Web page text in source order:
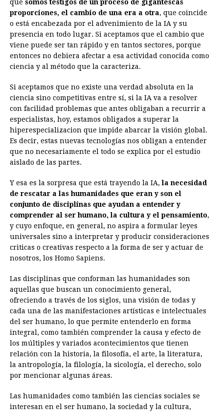
que somos testigos de un proceso de gigantescas
proporciones, el cambio de una era a otra, que coincide
o está encabezada por el advenimiento de la IA y su
presencia en todo lugar. Si aceptamos que el cambio que
viene puede ser tan rápido y en tantos sectores, porque
entonces no debiera afectar a esa actividad conocida como
ciencia y al método que la caracteriza.
Si aceptamos que no existe una verdad absoluta en la
ciencia sino competitivas entre sí, si la IA va a resolver
con facilidad problemas que antes obligaban a recurrir a
especialistas, hoy, estamos obligados a superar la
hiperespecializacion que impide abarcar la visión global.
Es decir, estas nuevas tecnologías nos obligan a entender
que no necesariamente el todo se explica por el estudio
aislado de las partes.
Y esa es la sorpresa que está trayendo la IA,la necesidad
de rescatar a las humanidades que eran y son el
conjunto de disciplinas que ayudan a entender y
comprender al ser humano, la cultura y el pensamiento,
y cuyo enfoque, en general, no aspira a formular leyes
universales sino a interpretar y producir consideraciones
criticas o creativas respecto a la forma de ser y actuar de
nosotros, los Homo Sapiens.
Las disciplinas que conforman las humanidades son
aquellas que buscan un conocimiento general,
ofreciendo a través de los siglos, una visión de todas y
cada una de las manifestaciones artísticas e intelectuales
del ser humano, lo que permite entenderlo en forma
integral, como también comprender la causa y efecto de
los múltiples y variados acontecimientos que tienen
relación con la historia, la filosofía, el arte, la literatura,
la antropología, la filología, la sicología, el derecho, solo
por mencionar algunas áreas.
Las humanidades como también las ciencias sociales se
interesan en el ser humano, la sociedad y la cultura,